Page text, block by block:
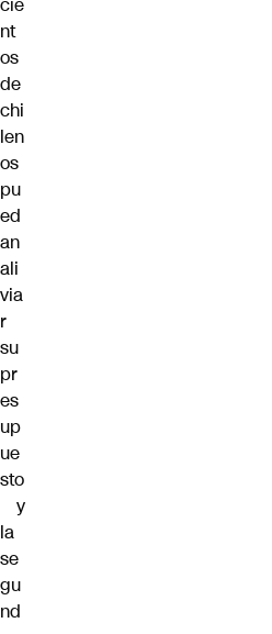
nt
os
de
chi
len
os
pu
ed
an
ali
via
r
su
pr
es
up
ue
sto
y
la
se
gu
nd